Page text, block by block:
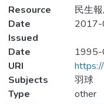
Resource
民生
Date
Issued
2017-
Date
URI
Subjects
羽球
Type
other